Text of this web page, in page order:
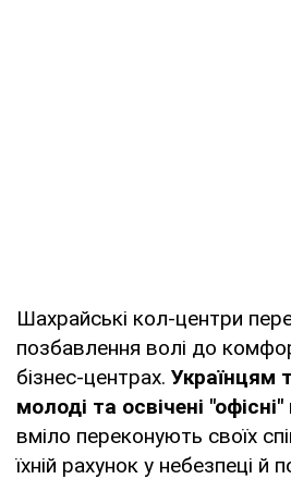
Шахрайські кол-центри
позбавлення волі до
бізнес-центрах. Українцям
молоді та освічені
вміло переконують своїх
їхній рахунок у небезпеці й